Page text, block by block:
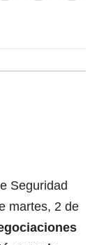
Seguridad
martes, 2 de